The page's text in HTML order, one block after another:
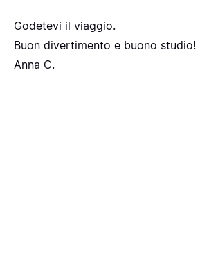
Godetevi il viaggio.
Buon divertimento e buono studio!
Anna C.